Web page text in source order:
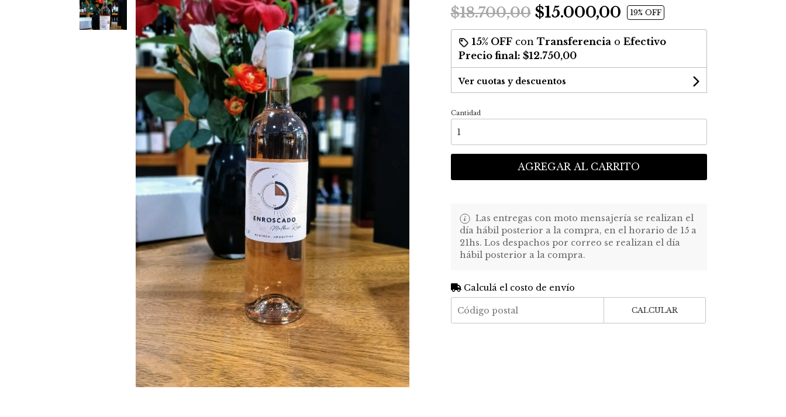
$18.700,00$15.000,00 19% OFF
15% OFFcon Transferenciao Efectivo
Precio final: $12.750,00
Ver cuotas y descuentos
Cantidad
AGREGAR AL CARRITO
Las entregas con moto mensajería se realizan el
día hábil posterior a la compra, en el horario de 15 a
21hs. Los despachos por correo se realizan el día
hábil posterior a la compra.
Calculá el costo de envío
CALCULAR